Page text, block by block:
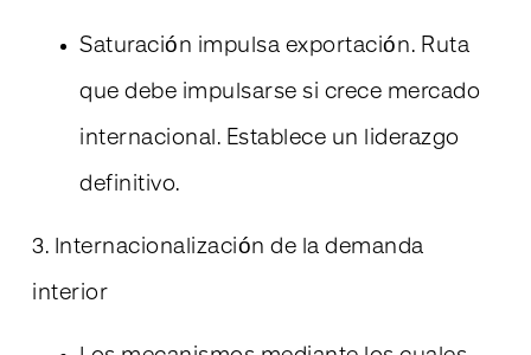
Saturación impulsa exportación. Ruta
que debe impulsarse si crece mercado
internacional. Establece un liderazgo
definitivo.
3. Internacionalización de la demanda
interior